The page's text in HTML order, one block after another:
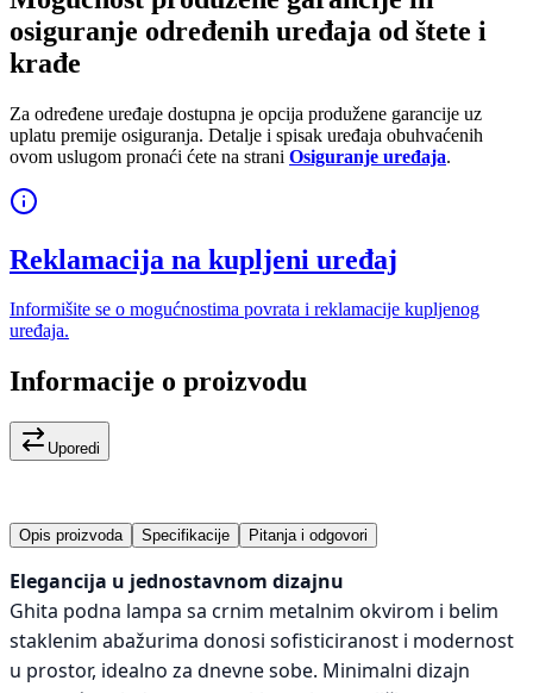
osiguranje određenih uređaja od štete i
krađe
Za određene uređaje dostupna je opcija produžene garancije uz
uplatu premije osiguranja. Detalje i spisak uređaja obuhvaćenih
ovom uslugom pronaći ćete na strani Osiguranje uređaja.
Reklamacija na kupljeni uređaj
Informišite se o mogućnostima povrata i reklamacije kupljenog
uređaja.
Informacije o proizvodu
Uporedi
Opis proizvoda Specifikacije Pitanja i odgovori
Elegancija u jednostavnom dizajnu
Ghita podna lampa sa crnim metalnim okvirom i belim
staklenim abažurima donosi sofisticiranost i modernost
u prostor, idealno za dnevne sobe. Minimalni dizajn